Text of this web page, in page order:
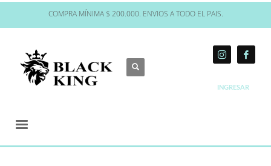
COMPRA MÍNIMA $ 200.000. ENVIOS A TODO EL PAIS.
INGRESAR